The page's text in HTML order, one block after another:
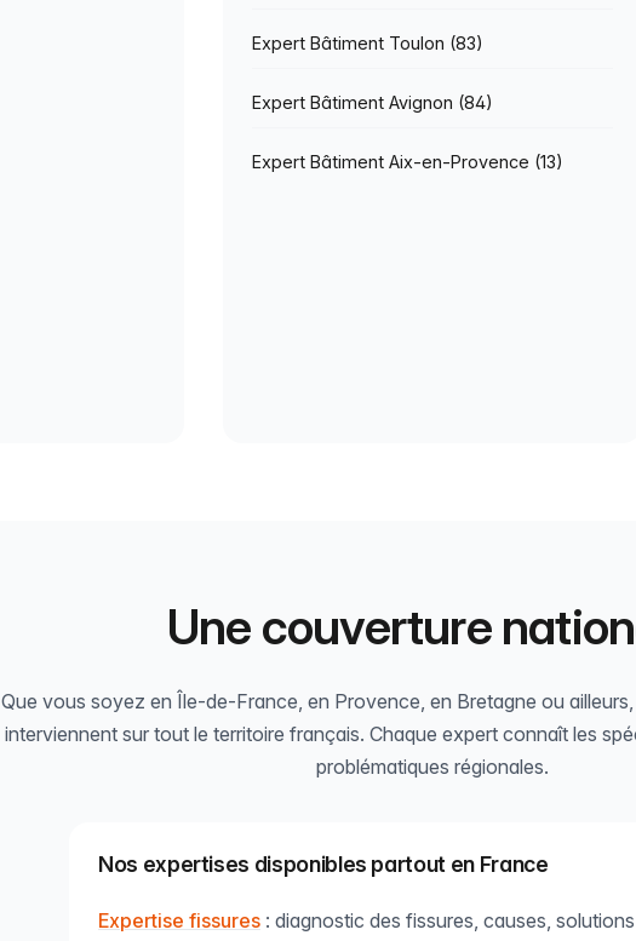
Expert Bâtiment Toulon (83)
Expert Bâtiment Avignon (84)
Expert Bâtiment Aix-en-Provence (13)
Une couverture
Que vous soyez en Île-de-France, en Provence, en Bretagne ou
interviennent sur tout le territoire français. Chaque expert connaît les
problématiques régionales.
Nos expertises disponibles partout en France
Expertise fissures : diagnostic des fissures, causes, solutions